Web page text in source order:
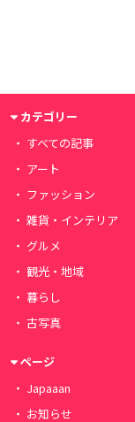
カテゴリー
すべての記事
アート
ファッション
雑貨・インテリア
グルメ
観光・地域
暮らし
古写真
ページ
Japaaan
お知らせ